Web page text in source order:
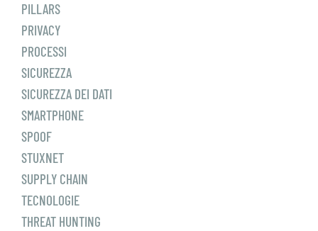
PILLARS
PRIVACY
PROCESSI
SICUREZZA
SICUREZZA DEI DATI
SMARTPHONE
SPOOF
STUXNET
SUPPLY CHAIN
TECNOLOGIE
THREAT HUNTING